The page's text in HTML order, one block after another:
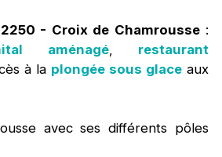
- Croix de Chamrousse:
aménagé, restaurant
à la plongée sous glace aux
avec ses différents pôles